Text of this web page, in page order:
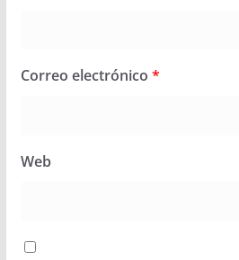
Correo electrónico *
Web